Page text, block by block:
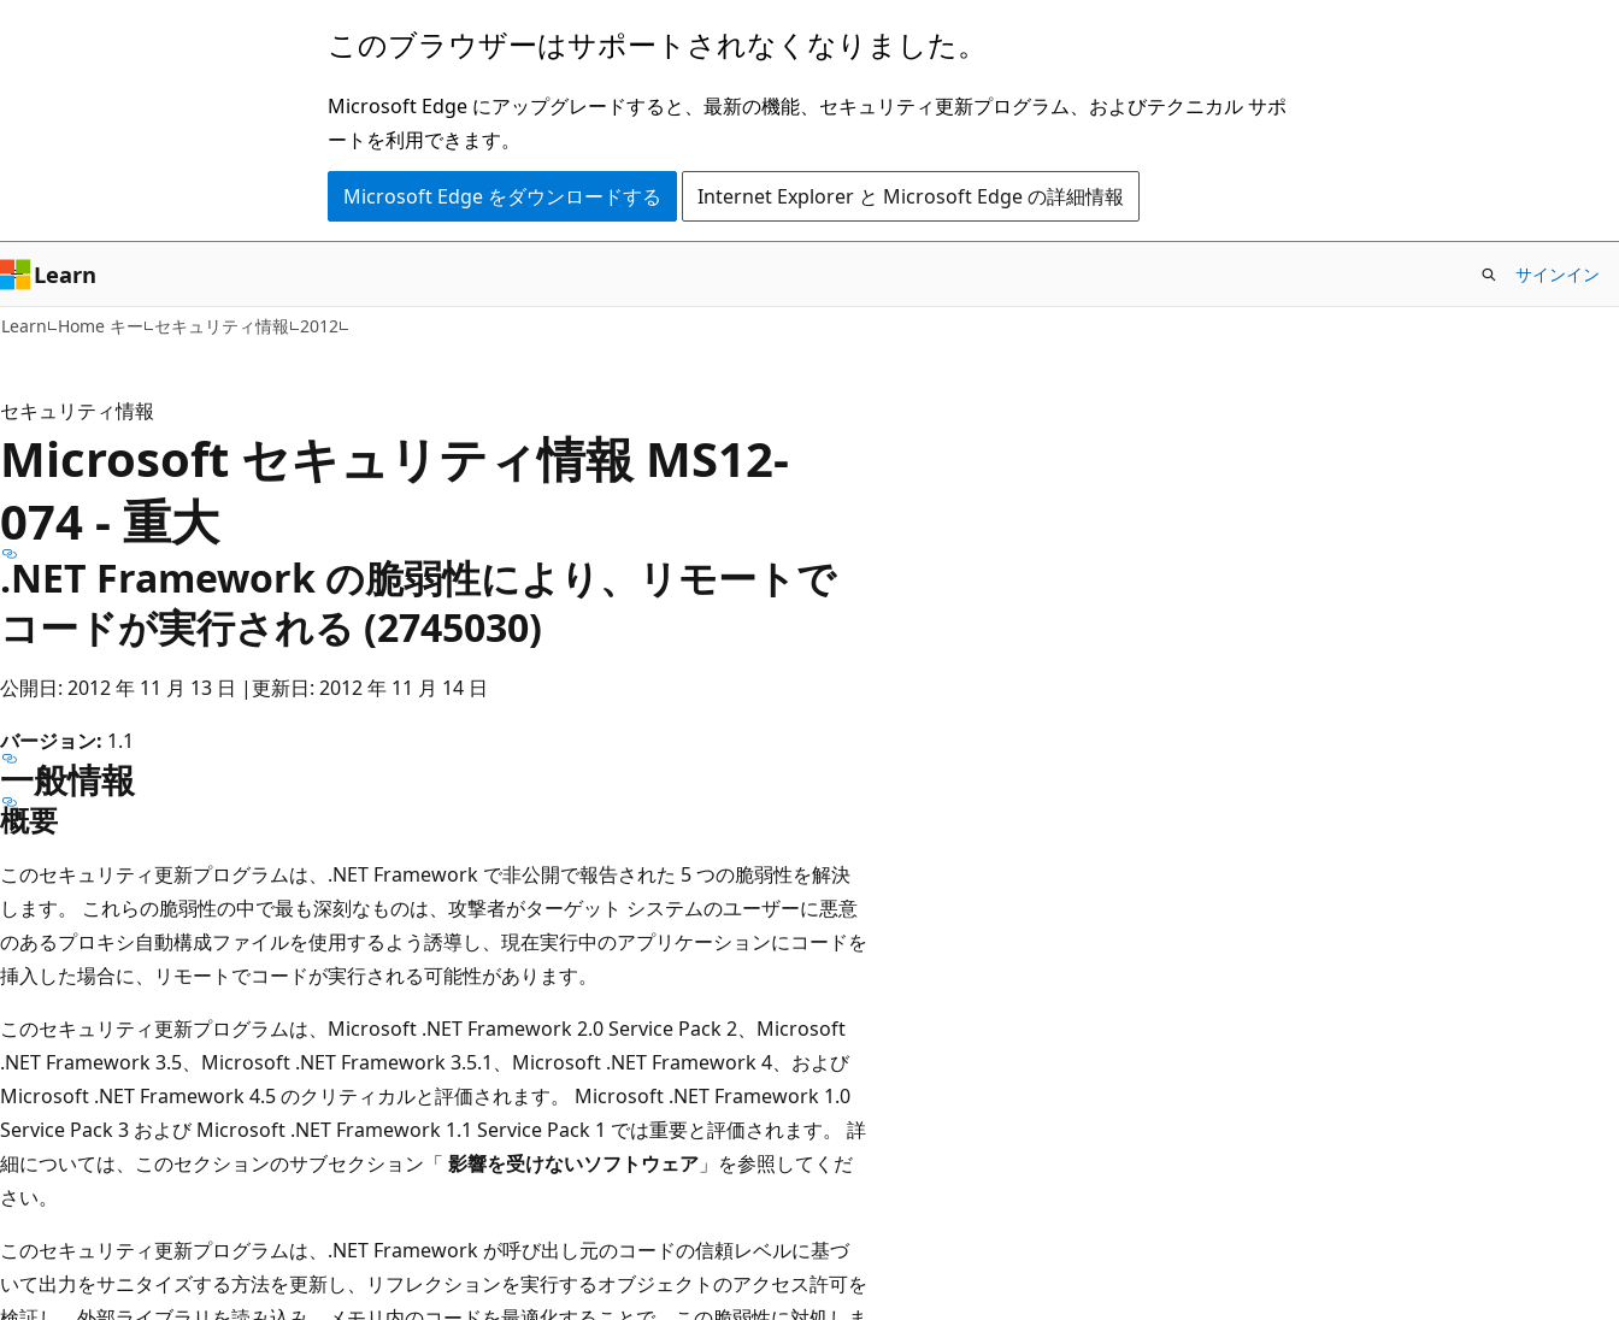
ン
ツ
に
ス
ッ
プ
このブラウザーはサポートされなくなりました。
Microsoft Edge にアップグレードすると、最新の機能、セキュリティ更新プログラム、およびテクニカル サポ
ートを利用できます。
Microsoft Edge をダウンロードする Internet Explorer と Microsoft Edge の詳細情報
Learn サインイン
Learn Home キー セキュリティ情報 2012
セキュリティ情報
Microsoft セキュリティ情報 MS12-
074 - 重大
.NET Framework の脆弱性により、リモートで
コードが実行される (2745030)
公開日: 2012 年 11 月 13 日 |更新日: 2012 年 11 月 14 日
バージョン: 1.1
一般情報
概要
このセキュリティ更新プログラムは、.NET Framework で非公開で報告された 5 つの脆弱性を解決
します。 これらの脆弱性の中で最も深刻なものは、攻撃者がターゲット システムのユーザーに悪意
のあるプロキシ自動構成ファイルを使用するよう誘導し、現在実行中のアプリケーションにコードを
挿入した場合に、リモートでコードが実行される可能性があります。
このセキュリティ更新プログラムは、Microsoft .NET Framework 2.0 Service Pack 2、Microsoft
.NET Framework 3.5、Microsoft .NET Framework 3.5.1、Microsoft .NET Framework 4、および
Microsoft .NET Framework 4.5 のクリティカルと評価されます。 Microsoft .NET Framework 1.0
Service Pack 3 および Microsoft .NET Framework 1.1 Service Pack 1 では重要と評価されます。 詳
細については、このセクションのサブセクション「 影響を受けないソフトウェア 」を参照してくだ
さい。
このセキュリティ更新プログラムは、.NET Framework が呼び出し元のコードの信頼レベルに基づ
いて出力をサニタイズする方法を更新し、リフレクションを実行するオブジェクトのアクセス許可を